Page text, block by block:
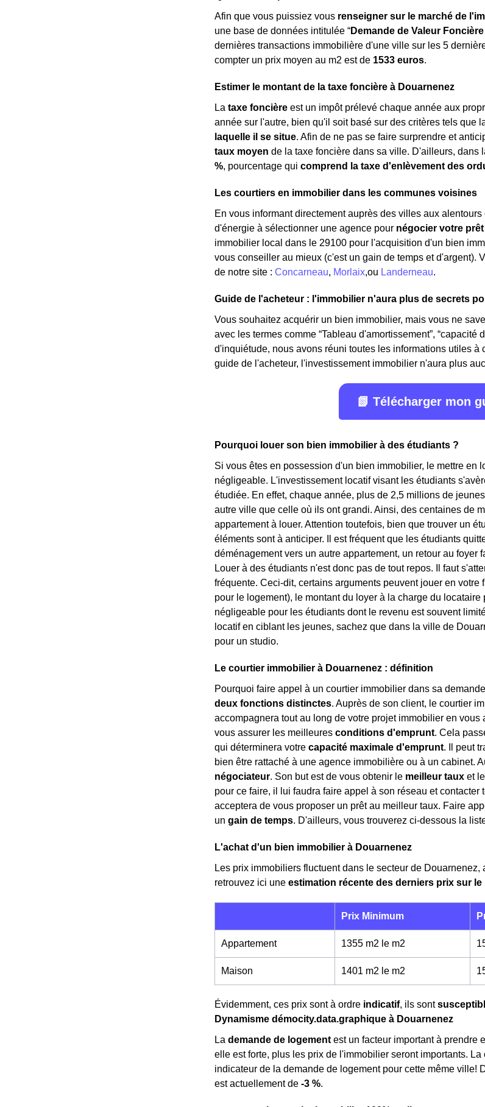
Afin que vous puissiez vous renseigner sur le marché de
une base de données intitulée “Demande de Valeur
dernières transactions immobilière d'une ville sur les 5
compter un prix moyen au m2 est de 1533 euros.
Estimer le montant de la taxe foncière à Douarnenez
La taxe foncière est un impôt prélevé chaque année aux
année sur l'autre, bien qu'il soit basé sur des critères tels que
laquelle il se situe. Afin de ne pas se faire surprendre et
taux moyen de la taxe foncière dans sa ville. D'ailleurs, dans
%, pourcentage qui comprend la taxe d'enlèvement des
Les courtiers en immobilier dans les communes voisines
En vous informant directement auprès des villes aux alentours
d'énergie à sélectionner une agence pour négocier votre
immobilier local dans le 29100 pour l'acquisition d'un bien
vous conseiller au mieux (c'est un gain de temps et d'argent).
de notre site : Concarneau, Morlaix,ou Landerneau.
Guide de l'acheteur : l'immobilier n'aura plus de secrets
Vous souhaitez acquérir un bien immobilier, mais vous ne
avec les termes comme “Tableau d'amortissement”, “capacité
d'inquiétude, nous avons réuni toutes les informations utiles
guide de l'acheteur, l'investissement immobilier n'aura plus
📗 Télécharger mon
Pourquoi louer son bien immobilier à des étudiants ?
Si vous êtes en possession d'un bien immobilier, le mettre en
négligeable. L'investissement locatif visant les étudiants
étudiée. En effet, chaque année, plus de 2,5 millions de
autre ville que celle où ils ont grandi. Ainsi, des centaines de
appartement à louer. Attention toutefois, bien que trouver un
éléments sont à anticiper. Il est fréquent que les étudiants
déménagement vers un autre appartement, un retour au
Louer à des étudiants n'est donc pas de tout repos. Il faut
fréquente. Ceci-dit, certains arguments peuvent jouer en
pour le logement), le montant du loyer à la charge du
négligeable pour les étudiants dont le revenu est souvent
locatif en ciblant les jeunes, sachez que dans la ville de
pour un studio.
Le courtier immobilier à Douarnenez : définition
Pourquoi faire appel à un courtier immobilier dans sa
deux fonctions distinctes. Auprès de son client, le courtier
accompagnera tout au long de votre projet immobilier en
vous assurer les meilleures conditions d'emprunt. Cela
qui déterminera votre capacité maximale d'emprunt. Il peut
bien être rattaché à une agence immobilière ou à un cabinet.
négociateur. Son but est de vous obtenir le meilleur taux et
pour ce faire, il lui faudra faire appel à son réseau et
acceptera de vous proposer un prêt au meilleur taux. Faire
un gain de temps. D'ailleurs, vous trouverez ci-dessous la
L'achat d'un bien immobilier à Douarnenez
Les prix immobiliers fluctuent dans le secteur de
retrouvez ici une estimation récente des derniers prix sur
Prix Minimum
Appartement 1355 m2 le m2
Maison 1401 m2 le m2
Évidemment, ces prix sont à ordre indicatif, ils sont
Dynamisme démocity.data.graphique à Douarnenez
La demande de logement est un facteur important à prendre
elle est forte, plus les prix de l'immobilier seront importants.
indicateur de la demande de logement pour cette même
est actuellement de -3 %.